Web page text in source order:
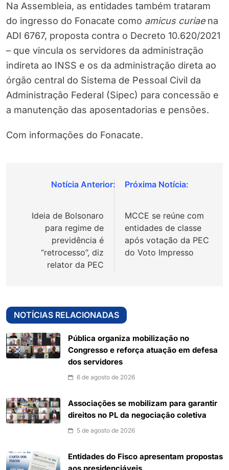
Na Assembleia, as entidades também trataram
do ingresso do Fonacate como amicus curiaena
ADI 6767, proposta contra o Decreto 10.620/2021
– que vincula os servidores da administração
indireta ao INSS e os da administração direta ao
órgão central do Sistema de Pessoal Civil da
Administração Federal (Sipec) para concessão e
a manutenção das aposentadorias e pensões.
Com informações do Fonacate.
Navegação
Post
Ideia de Bolsonaro
para regime de
previdência é
“retrocesso”, diz
relator da PEC
MCCE se reúne com
entidades de classe
após votação da PEC
do Voto Impresso
NOTÍCIAS RELACIONADAS
Pública organiza mobilização no
Congresso e reforça atuação em defesa
dos servidores
6 de agosto de 2026
Associações se mobilizam para garantir
direitos no PL da negociação coletiva
5 de agosto de 2026
Entidades do Fisco apresentam propostas